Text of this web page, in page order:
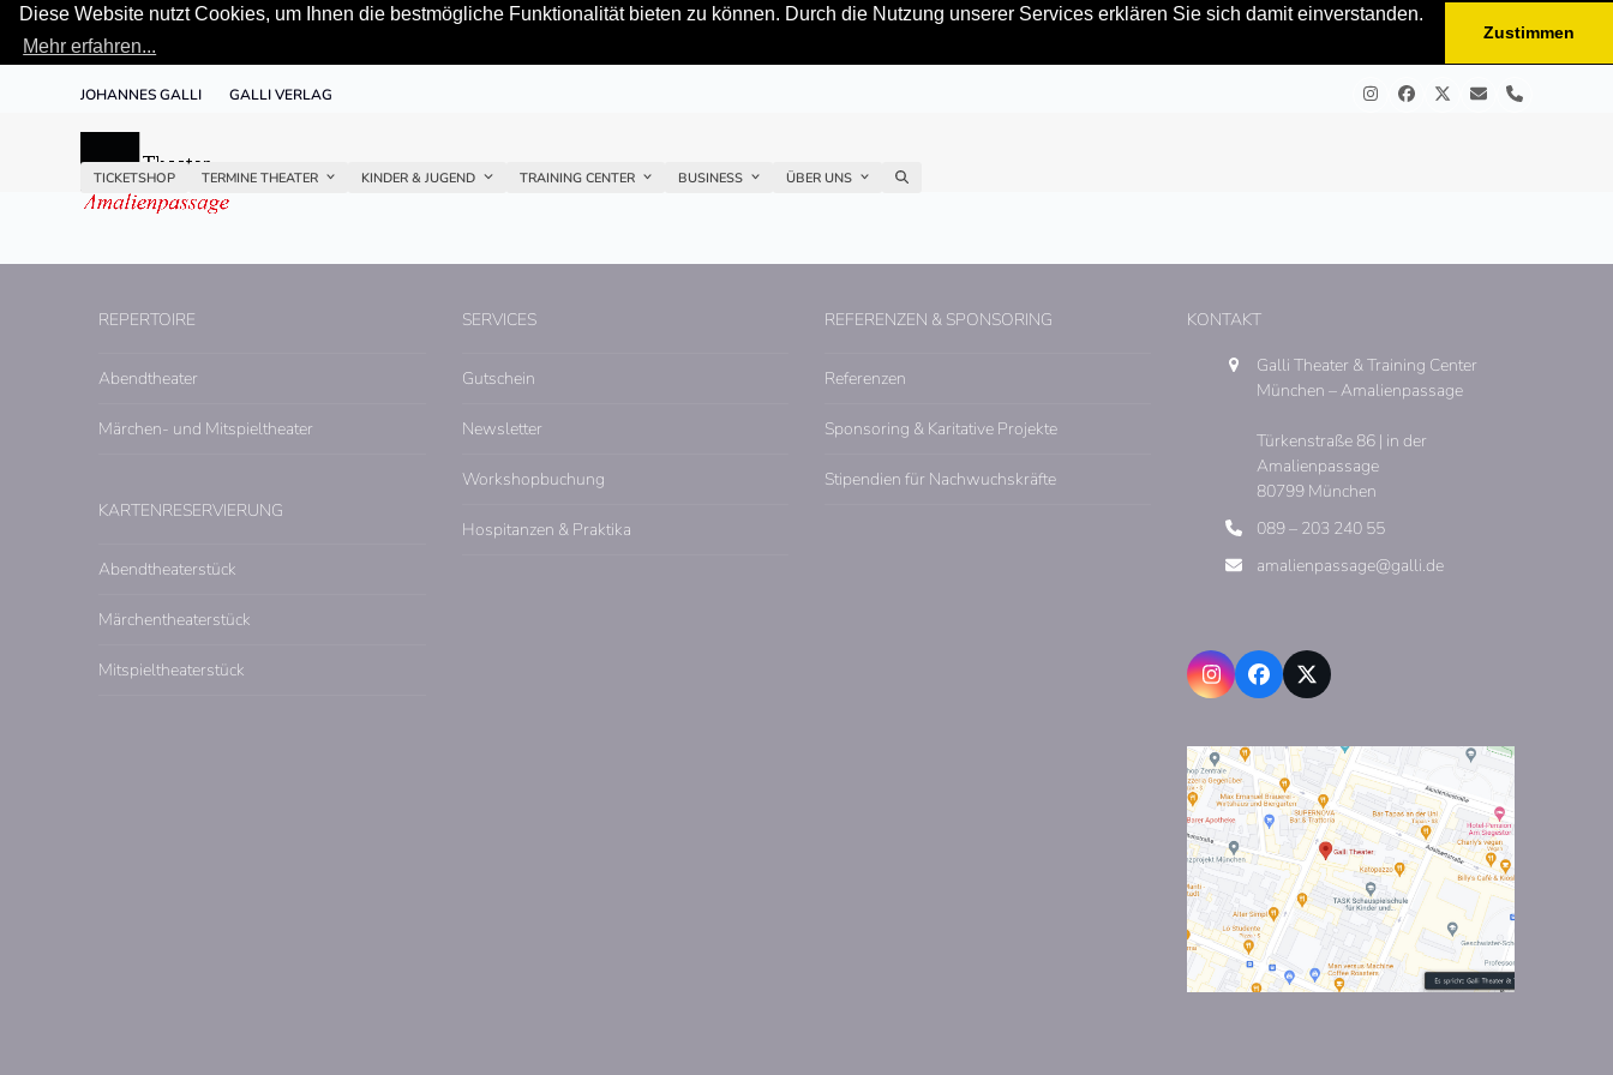
Diese Website nutzt Cookies, um Ihnen die bestmögliche Funktionalität bieten zu können. Durch die Nutzung unserer Services erklären Sie sich damit einverstanden.
Mehr erfahren...
Zustimmen
JOHANNES GALLI GALLI VERLAG InstagramFacebook
Twitter
E- Telefon
TICKETSHOP TERMINE THEATER KINDER & JUGEND TRAINING CENTER BUSINESS ÜBER UNS
REPERTOIRE
Abendtheater
Märchen- und Mitspieltheater
KARTENRESERVIERUNG
Abendtheaterstück
Märchentheaterstück
Mitspieltheaterstück
SERVICES
Gutschein
Newsletter
Workshopbuchung
Hospitanzen & Praktika
REFERENZEN & SPONSORING
Referenzen
Sponsoring & Karitative Projekte
Stipendien für Nachwuchskräfte
KONTAKT
Galli Theater & Training Center
München – Amalienpassage
Türkenstraße 86 | in der
Amalienpassage
80799 München
089 – 203 240 55
amalienpassage@galli.de
Instagram
Facebook
X